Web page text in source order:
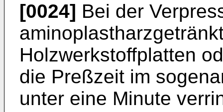
[0024] Bei der
Holzwerkstoffplatten
die Preßzeit im
unter eine Minute